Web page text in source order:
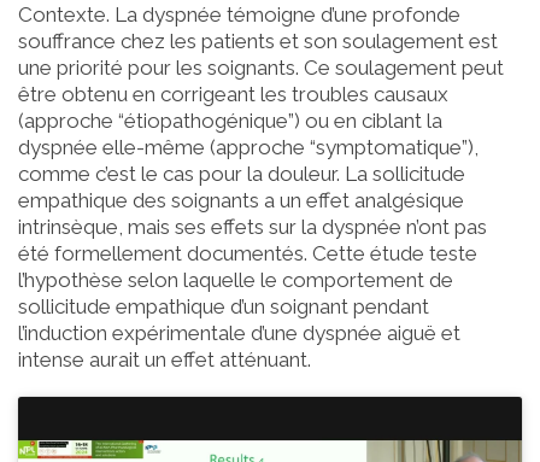
Contexte. La dyspnée témoigne d’une profonde
souffrance chez les patients et son soulagement est
une priorité pour les soignants. Ce soulagement peut
être obtenu en corrigeant les troubles causaux
(approche “étiopathogénique”) ou en ciblant la
dyspnée elle-même (approche “symptomatique”),
comme c’est le cas pour la douleur. La sollicitude
empathique des soignants a un effet analgésique
intrinsèque, mais ses effets sur la dyspnée n’ont pas
été formellement documentés. Cette étude teste
l’hypothèse selon laquelle le comportement de
sollicitude empathique d’un soignant pendant
l’induction expérimentale d’une dyspnée aiguë et
intense aurait un effet atténuant.